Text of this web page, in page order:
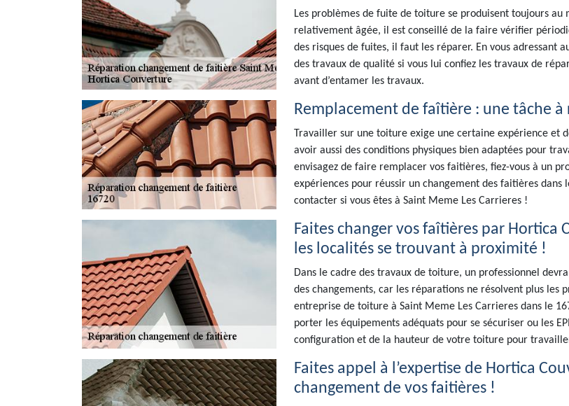
Les problèmes de fuite de toiture se produisent toujours
relativement âgée, il est conseillé de la faire vérifier
des risques de fuites, il faut les réparer. En vous adressant
des travaux de qualité si vous lui confiez les travaux de
avant d’entamer les travaux.
Remplacement de faîtière : une tâche
Travailler sur une toiture exige une certaine expérience et
avoir aussi des conditions physiques bien adaptées pour
envisagez de faire remplacer vos faitières, fiez-vous à un
expériences pour réussir un changement des faitières dans
contacter si vous êtes à Saint Meme Les Carrieres !
Faites changer vos faîtières par Hortica
les localités se trouvant à proximité !
Dans le cadre des travaux de toiture, un professionnel
des changements, car les réparations ne résolvent plus les
entreprise de toiture à Saint Meme Les Carrieres dans le
porter les équipements adéquats pour se sécuriser ou les
configuration et de la hauteur de votre toiture pour
Faites appel à l’expertise de Hortica
changement de vos faitières !